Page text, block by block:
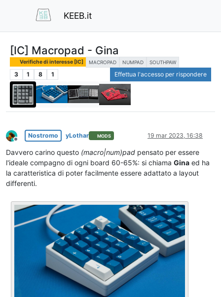
KEEB.it
[IC] Macropad - Gina
Verifiche di interesse [IC] MACROPAD NUMPAD SOUTHPAW
3 1 8 1 Effettua l'accesso per rispondere
Non in linea
Nostromo yLothar MODS 19 mar 2023, 16:38
Davvero carino questo (macro|num)pad pensato per essere
l'ideale compagno di ogni board 60-65%: si chiama Gina ed ha
la caratteristica di poter facilmente essere adattato a layout
differenti.